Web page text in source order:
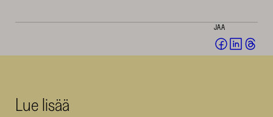
JAA
Jaa Jaa
Lue lisää